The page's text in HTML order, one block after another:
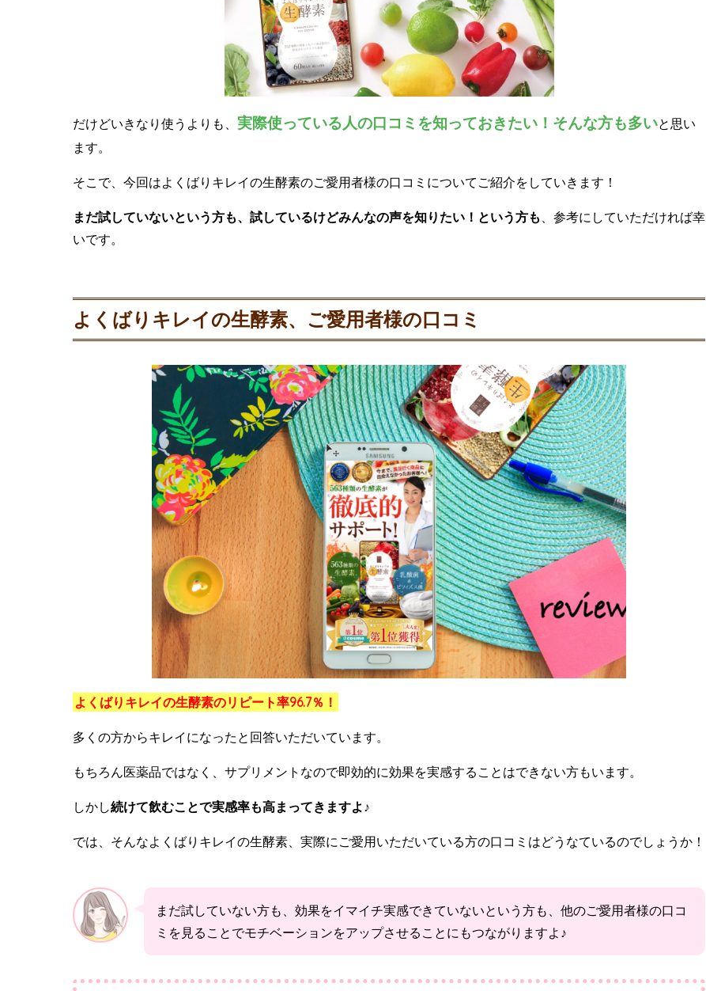
だけどいきなり使うよりも、 実際使っている人の口コミを知っておきたい！そんな方も多いと思い
ます。
そこで、今回はよくばりキレイの生酵素のご愛用者様の口コミについてご紹介をしていきます！
まだ試していないという方も、試しているけどみんなの声を知りたい！という方も 、参考にしていただければ幸
いです。
よくばりキレイの生酵素、ご愛用者様の口コミ
よくばりキレイの生酵素のリピート率96.7％！
多くの方からキレイになったと回答いただいています。
もちろん医薬品ではなく、サプリメントなので即効的に効果を実感することはできない方もいます。
しかし続けて飲むことで実感率も高まってきますよ♪
では、そんなよくばりキレイの生酵素、実際にご愛用いただいている方の口コミはどうなているのでしょうか！
まだ試していない方も、効果をイマイチ実感できていないという方も、他のご愛用者様の口コ
ミを見ることでモチベーションをアップさせることにもつながりますよ♪